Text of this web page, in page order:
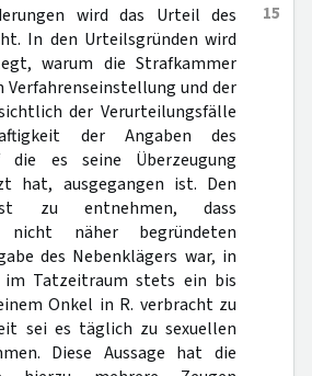
15
wird das Urteil des
In den Urteilsgründen wird
warum die Strafkammer
und der
der Verurteilungsfälle
der Angaben des
die es seine Überzeugung
hat, ausgegangen ist. Den
zu entnehmen, dass
näher begründeten
des Nebenklägers war, in
im Tatzeitraum stets ein bis
Onkel in R. verbracht zu
sei es täglich zu sexuellen
Diese Aussage hat die